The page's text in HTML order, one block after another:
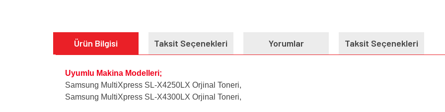
Ürün Bilgisi Taksit Seçenekleri Yorumlar Taksit Seçenekleri
Uyumlu Makina Modelleri;
Samsung MultiXpress SL-X4250LX Orjinal Toneri,
Samsung MultiXpress SL-X4300LX Orjinal Toneri,